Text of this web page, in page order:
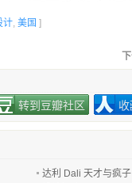
计, 美国 ]
转到豆瓣社区
达利 Dali 天才与疯